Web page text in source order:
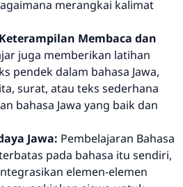
merangkai kalimat
Membaca dan
juga memberikan latihan
pendek dalam bahasa Jawa,
surat, atau teks sederhana
bahasa Jawa yang baik dan
Jawa: Pembelajaran Bahasa
pada bahasa itu sendiri,
elemen-elemen